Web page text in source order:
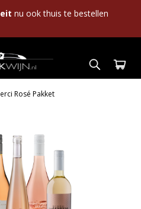
nu ook thuis te bestellen
Rosé Pakket